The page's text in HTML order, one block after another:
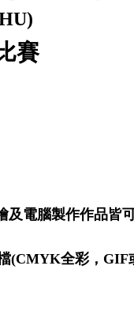
賽
及電腦製作作品皆
(CMYK全彩， GIF